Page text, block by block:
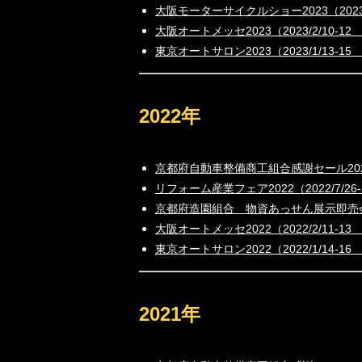
大阪モーターサイクルショー2023（
大阪オートメッセ2023（2023/2/10-12
東京オートサロン2023（2023/1/13-15
2022年
京都府自動車整備商工組合感謝セール
リフォーム産業フェア2022（2022/7/
京都府造園組合 物資あっせん展示即
大阪オートメッセ2022（2022/2/11-13
東京オートサロン2022（2022/1/14-16
2021年